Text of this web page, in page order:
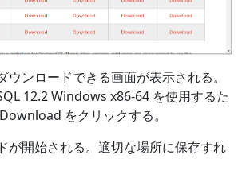
ウンロードできる画面が表示される。
12.2 Windows x86-64 を使用するた
をクリックする。
が開始される。適切な場所に保存すれ